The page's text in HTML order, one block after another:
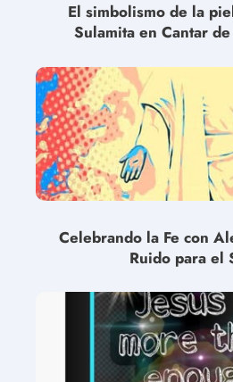
El simbolismo de la
Sulamita en Cantar
Celebrando la Fe con
Ruido para el